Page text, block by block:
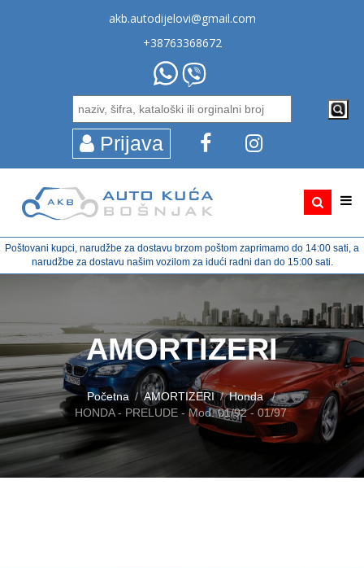
akb.autodijelovi@gmail.com
+38763368672
Prijava
Poštovani kupci, narudžbe za dostavu brzom poštom zaprimamo do 14:00 sati, a
narudžbe za dostavu našim vozilom za idući radni dan do 15:00 sati.
AMORTIZERI
Početna AMORTIZERI
Honda
HONDA - PRELUDE - Mod. 01/92 - 01/97